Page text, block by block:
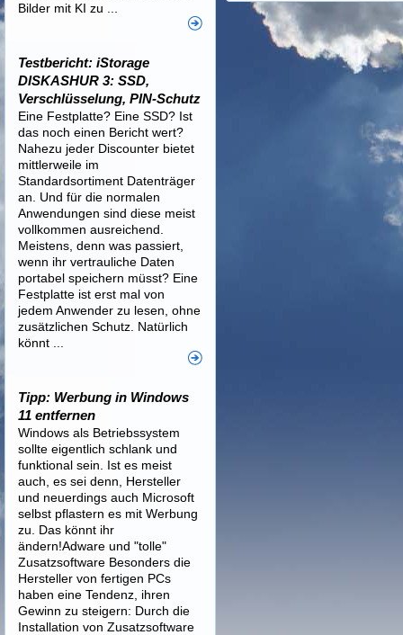
Bilder mit KI zu ...
Testbericht: iStorage
DISKASHUR 3: SSD,
Verschlüsselung, PIN-Schutz
Eine Festplatte? Eine SSD? Ist
das noch einen Bericht wert?
Nahezu jeder Discounter bietet
mittlerweile im
Standardsortiment Datenträger
an. Und für die normalen
Anwendungen sind diese meist
vollkommen ausreichend.
Meistens, denn was passiert,
wenn ihr vertrauliche Daten
portabel speichern müsst? Eine
Festplatte ist erst mal von
jedem Anwender zu lesen, ohne
zusätzlichen Schutz. Natürlich
könnt ...
Tipp: Werbung in Windows
11 entfernen
Windows als Betriebssystem
sollte eigentlich schlank und
funktional sein. Ist es meist
auch, es sei denn, Hersteller
und neuerdings auch Microsoft
selbst pflastern es mit Werbung
zu. Das könnt ihr
ändern!Adware und "tolle"
Zusatzsoftware Besonders die
Hersteller von fertigen PCs
haben eine Tendenz, ihren
Gewinn zu steigern: Durch die
Installation von Zusatzsoftware